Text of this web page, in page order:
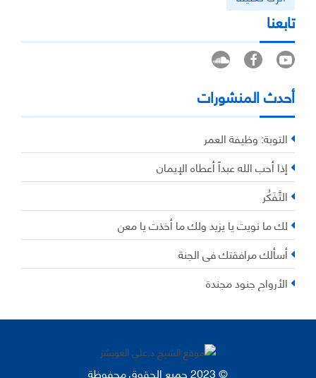
تابعنا
أحدث المنشورات
التوبة: وظيفة العمر
إذا أحب الله عبداً أعطاه الإيمان
التَّفَكُر
لك ما نويت يا يزيد ولك ما أخذت يا معن
أسألك مرافقتك في الجنة
الأرواح جنود مجندة
© 2023 جميع الحقوق محفوظة